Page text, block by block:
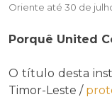
Oriente até 30 de
Porquê United
O título desta
Timor-Leste /